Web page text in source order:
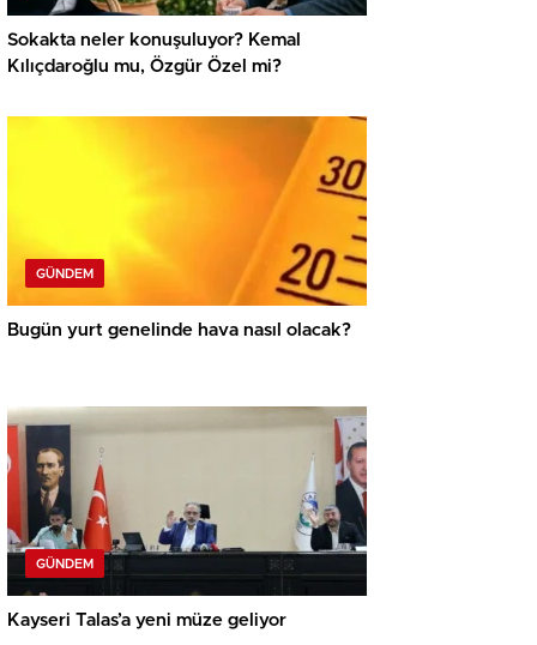
Sokakta neler konuşuluyor? Kemal
Kılıçdaroğlu mu, Özgür Özel mi?
GÜNDEM
Bugün yurt genelinde hava nasıl olacak?
GÜNDEM
Kayseri Talas’a yeni müze geliyor